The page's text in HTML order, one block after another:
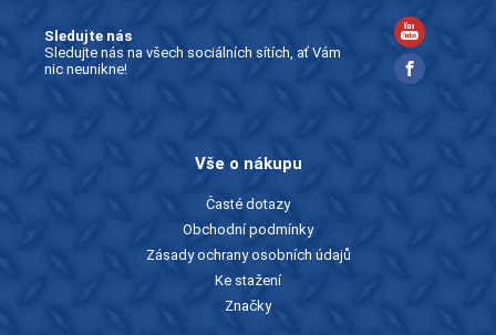
Sledujte nás
Sledujte nás na všech sociálních sítích, ať Vám
nic neunikne!
Vše o nákupu
Časté dotazy
Obchodní podmínky
Zásady ochrany osobních údajů
Ke stažení
Značky